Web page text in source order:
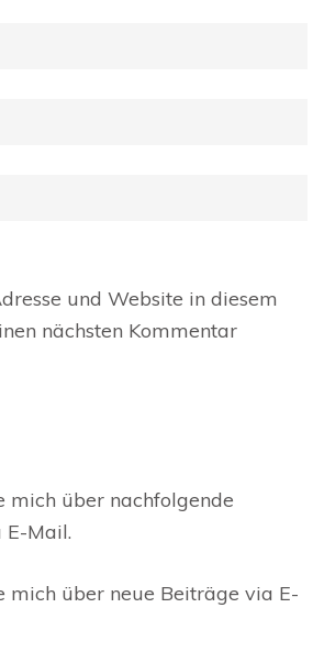
und Website in diesem
nächsten Kommentar
mich über nachfolgende
E-Mail.
mich über neue Beiträge via E-